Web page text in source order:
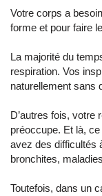
Votre corps a
forme et pour faire
La majorité du
respiration. Vos
naturellement sans
D’autres fois, votre
préoccupe. Et là,
avez des difficultés
bronchites,
Toutefois, dans un